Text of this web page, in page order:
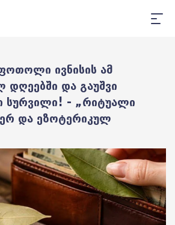
ივნისის ამ
დღეებში და გაუშვი
სურვილი! - „რიტუალი
და ეზოტერიკულ